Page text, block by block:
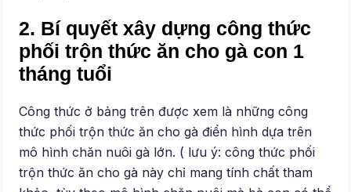
2. Bí quyết xây dựng công thức
phối trộn thức ăn cho gà con 1
tháng tuổi
Công thức ở bảng trên được xem là những công
thức phối trộn thức ăn cho gà điển hình dựa trên
mô hình chăn nuôi gà lớn. ( lưu ý: công thức phối
trộn thức ăn cho gà này chỉ mang tính chất tham